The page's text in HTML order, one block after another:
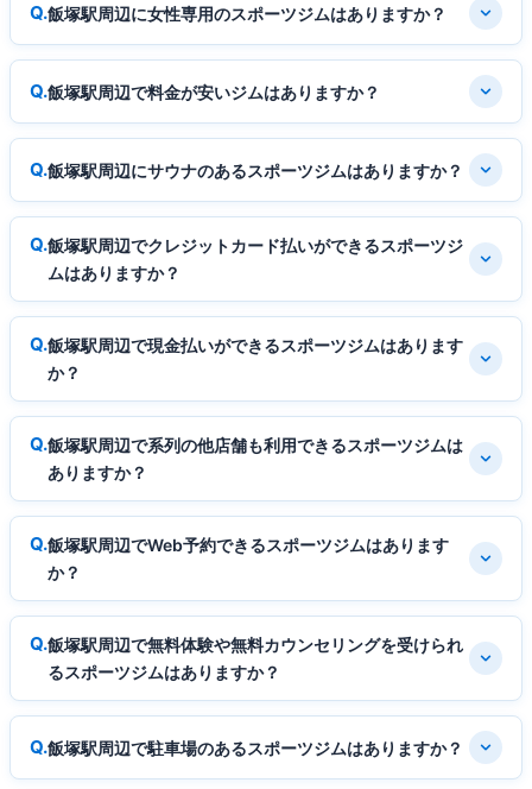
飯塚駅周辺に女性専用のスポーツジムはありますか？
飯塚駅周辺で料金が安いジムはありますか？
飯塚駅周辺にサウナのあるスポーツジムはありますか？
飯塚駅周辺でクレジットカード払いができるスポーツジ
ムはありますか？
飯塚駅周辺で現金払いができるスポーツジムはあります
か？
飯塚駅周辺で系列の他店舗も利用できるスポーツジムは
ありますか？
飯塚駅周辺でWeb予約できるスポーツジムはあります
か？
飯塚駅周辺で無料体験や無料カウンセリングを受けられ
るスポーツジムはありますか？
飯塚駅周辺で駐車場のあるスポーツジムはありますか？